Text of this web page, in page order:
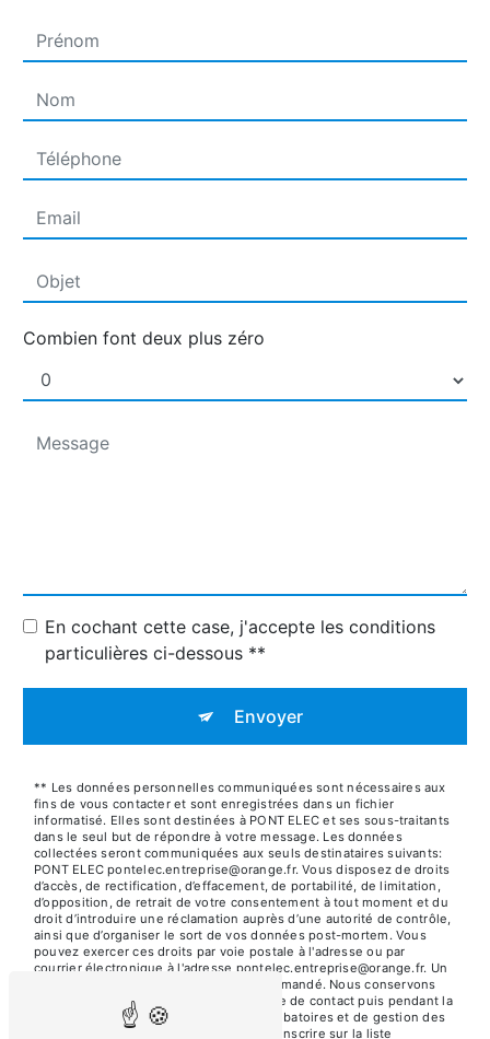
Combien font deux plus zéro
En cochant cette case, j'accepte les conditions
particulières ci-dessous **
Envoyer
** Les données personnelles communiquées sont nécessaires aux
fins de vous contacter et sont enregistrées dans un fichier
informatisé. Elles sont destinées à PONT ELEC et ses sous-traitants
dans le seul but de répondre à votre message. Les données
collectées seront communiquées aux seuls destinataires suivants:
PONT ELEC pontelec.entreprise@orange.fr. Vous disposez de droits
d’accès, de rectification, d’effacement, de portabilité, de limitation,
d’opposition, de retrait de votre consentement à tout moment et du
droit d’introduire une réclamation auprès d’une autorité de contrôle,
ainsi que d’organiser le sort de vos données post-mortem. Vous
pouvez exercer ces droits par voie postale à l'adresse ou par
courrier électronique à l'adresse pontelec.entreprise@orange.fr. Un
justificatif d'identité pourra vous être demandé. Nous conservons
vos données pendant la période de prise de contact puis pendant la
durée de prescription légale aux fins probatoires et de gestion des
contentieux. Vous avez le droit de vous inscrire sur la liste